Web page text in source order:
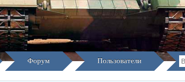
Форум Пользователи